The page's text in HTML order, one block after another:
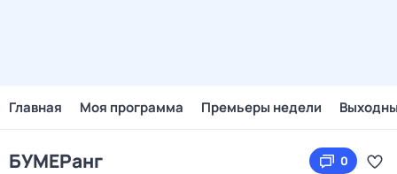
Главная Моя программа Премьеры недели
БУМЕРанг 0